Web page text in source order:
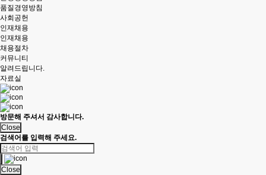
품질경영방침
사회공헌
인재채용
인재채용
채용절차
커뮤니티
알려드립니다.
자료실
방문해 주셔서 감사합니다.
Close
검색어를 입력해 주세요.
Close